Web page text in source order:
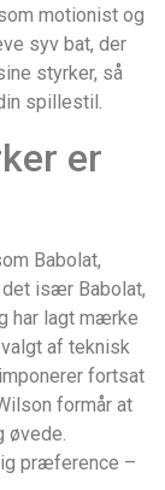
motionist og
syv bat, der
styrker, så
spillestil.
er
Babolat,
det især Babolat,
har lagt mærke
af teknisk
fortsat
formår at
præference –